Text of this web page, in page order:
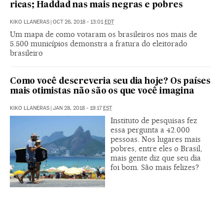
ricas; Haddad nas mais negras e pobres
KIKO LLANERAS | OCT 26, 2018 - 13:01EDT
Um mapa de como votaram os brasileiros nos mais de
5.500 municípios demonstra a fratura do eleitorado
brasileiro
Como você descreveria seu dia hoje? Os países
mais otimistas não são os que você imagina
KIKO LLANERAS | JAN 28, 2018 - 19:17EST
Instituto de pesquisas fez
essa pergunta a 42.000
pessoas. Nos lugares mais
pobres, entre eles o Brasil,
mais gente diz que seu dia
foi bom. São mais felizes?